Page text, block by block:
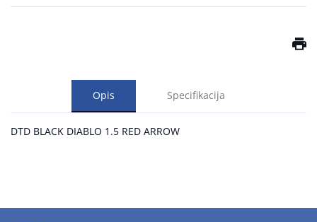
Opis Specifikacija
DTD BLACK DIABLO 1.5 RED ARROW